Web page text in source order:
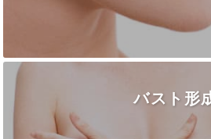
バスト形